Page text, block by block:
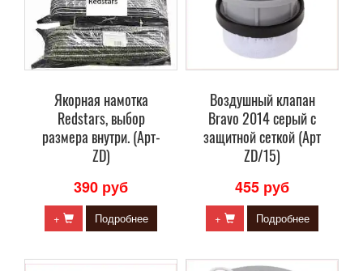
Якорная намотка
Redstars, выбор
размера внутри. (Арт-
ZD)
390 руб
+ Подробнее
Воздушный клапан
Bravo 2014 серый с
защитной сеткой (Арт
ZD/15)
455 руб
+ Подробнее